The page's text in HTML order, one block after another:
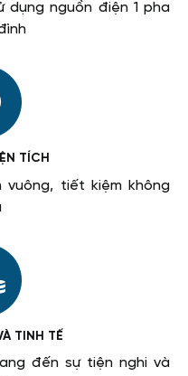
dụng nguồn điện 1 pha
TÍCH
vuông, tiết kiệm không
TINH TẾ
đến sự tiện nghi và